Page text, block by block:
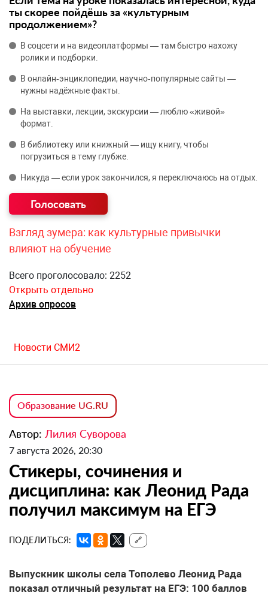
ты скорее пойдёшь за «культурным
продолжением»?
В соцсети и на видеоплатформы — там быстро нахожу
ролики и подборки.
В онлайн‑энциклопедии, научно‑популярные сайты —
нужны надёжные факты.
На выставки, лекции, экскурсии — люблю «живой»
формат.
В библиотеку или книжный — ищу книгу, чтобы
погрузиться в тему глубже.
Никуда — если урок закончился, я переключаюсь на отдых.
Взгляд зумера: как культурные привычки
влияют на обучение
Всего проголосовало: 2252
Открыть отдельно
Архив опросов
Новости СМИ2
Образование UG.RU
Автор: Лилия Суворова
7 августа 2026, 20:30
Стикеры, сочинения и
дисциплина: как Леонид Рада
получил максимум на ЕГЭ
ПОДЕЛИТЬСЯ: 🔗
Выпускник школы села Тополево Леонид Рада
показал отличный результат на ЕГЭ: 100 баллов